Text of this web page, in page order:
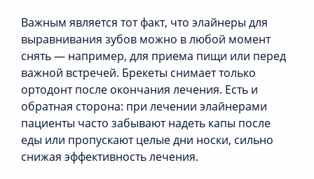
Важным является тот факт, что элайнеры для
выравнивания зубов можно в любой момент
снять — например, для приема пищи или перед
важной встречей. Брекеты снимает только
ортодонт после окончания лечения. Есть и
обратная сторона: при лечении элайнерами
пациенты часто забывают надеть капы после
еды или пропускают целые дни носки, сильно
снижая эффективность лечения.